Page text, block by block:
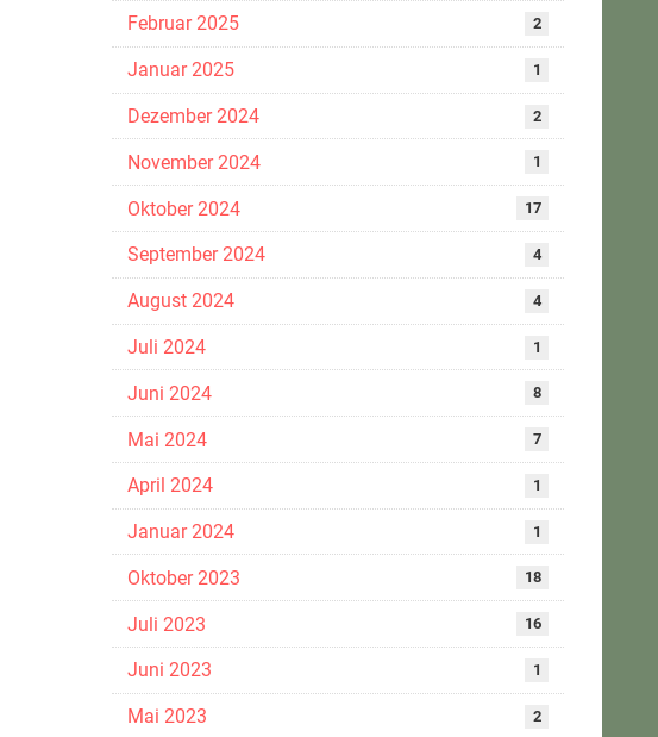
Februar 2025 2
Januar 2025 1
Dezember 2024 2
November 2024 1
Oktober 2024 17
September 2024 4
August 2024 4
Juli 2024 1
Juni 2024 8
Mai 2024 7
April 2024 1
Januar 2024 1
Oktober 2023 18
Juli 2023 16
Juni 2023 1
Mai 2023 2